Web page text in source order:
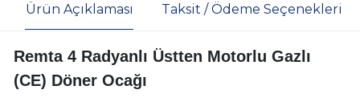
Ürün Açıklaması Taksit / Ödeme Seçenekleri
Remta 4 Radyanlı Üstten Motorlu Gazlı
(CE) Döner Ocağı